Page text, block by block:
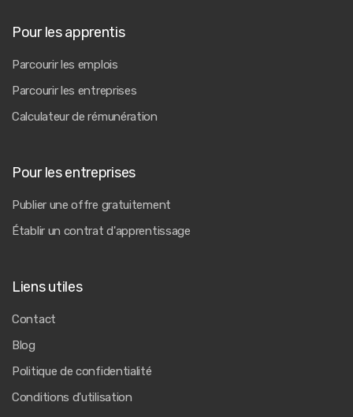
Pour les apprentis
Parcourir les emplois
Parcourir les entreprises
Calculateur de rémunération
Pour les entreprises
Publier une offre gratuitement
Établir un contrat d'apprentissage
Liens utiles
Contact
Blog
Politique de confidentialité
Conditions d'utilisation